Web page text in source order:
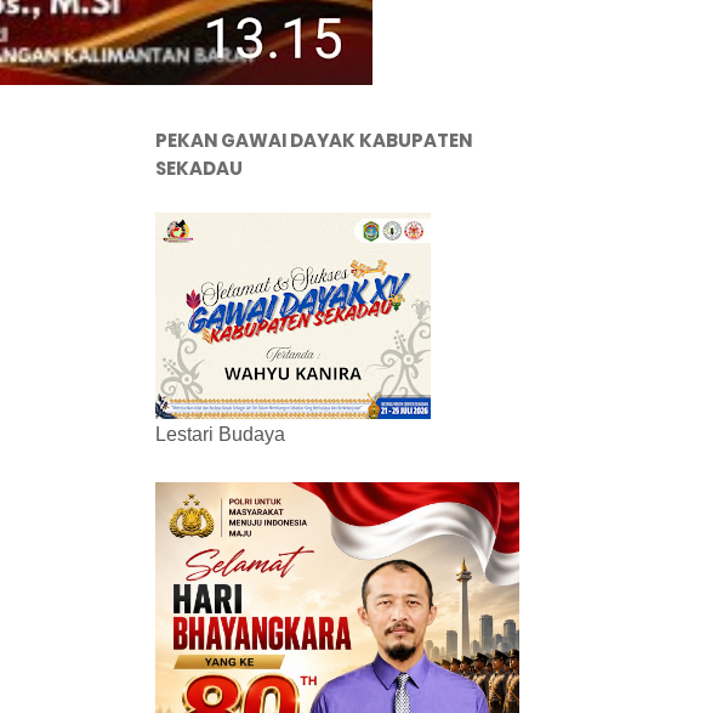
PEKAN GAWAI DAYAK KABUPATEN
SEKADAU
Lestari Budaya